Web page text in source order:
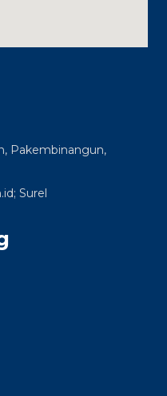
Pakembinangun,
Surel